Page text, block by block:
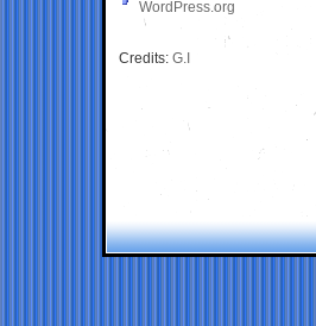
WordPress.org
Credits: G.I